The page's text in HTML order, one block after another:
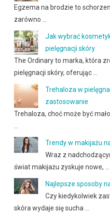
Egzema na brodzie to
zarówno …
Jak wybrać
pielęgnacji skóry
The Ordinary to marka, która
pielęgnacji skóry, oferując …
Trehaloza w
zastosowanie
Trehaloza, choć może być
Trendy w makijażu
Wraz z
świat makijażu zyskuje nowe, …
Najlepsze sposoby
Czy kiedykolwiek
skóra wydaje się sucha …